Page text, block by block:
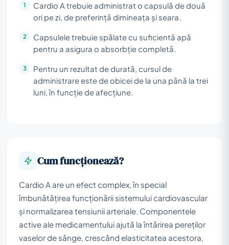
Cardio A trebuie administrat o capsulă de două
ori pe zi, de preferință dimineața și seara.
Capsulele trebuie spălate cu suficientă apă
pentru a asigura o absorbție completă.
Pentru un rezultat de durată, cursul de
administrare este de obicei de la una până la trei
luni, în funcție de afecțiune.
Cum funcționează?
Cardio A are un efect complex, în special
îmbunătățirea funcționării sistemului cardiovascular
și normalizarea tensiunii arteriale. Componentele
active ale medicamentului ajută la întărirea pereților
vaselor de sânge, crescând elasticitatea acestora,